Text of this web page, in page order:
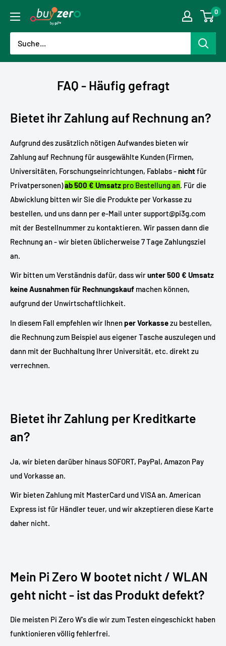
zum
Inhalt
buyzero.de 0
FAQ - Häufig gefragt
Bietet ihr Zahlung auf Rechnung an?
Aufgrund des zusätzlich nötigen Aufwandes bieten wir
Zahlung auf Rechnung für ausgewählte Kunden (Firmen,
Universitäten, Forschungseinrichtungen, Fablabs -nichtfür
Privatpersonen)ab 500 € Umsatz pro Bestellung an . Für die
Abwicklung bitten wir Sie die Produkte per Vorkasse zu
bestellen, und uns dann per e-Mail unter support@pi3g.com
mit der Bestellnummer zu kontaktieren. Wir passen dann die
Rechnung an - wir bieten üblicherweise 7 Tage Zahlungsziel
an.
Wir bitten um Verständnis dafür, dass wirunter 500 € Umsatz
keine Ausnahmen für Rechnungskauf machen können,
aufgrund der Unwirtschaftlichkeit.
In diesem Fall empfehlen wir Ihnenper Vorkassezu bestellen,
die Rechnung zum Beispiel aus eigener Tasche auszulegen und
dann mit der Buchhaltung Ihrer Universität, etc. direkt zu
verrechnen.
Bietet ihr Zahlung per Kreditkarte
an?
Ja, wir bieten darüber hinaus SOFORT, PayPal, Amazon Pay
und Vorkasse an.
Wir bieten Zahlung mit MasterCard und VISA an. American
Express ist für Händler teuer, und wir akzeptieren diese Karte
daher nicht.
Mein Pi Zero W bootet nicht / WLAN
geht nicht - ist das Produkt defekt?
Die meisten Pi Zero W's die wir zum Testen eingeschickt haben
funktionieren völlig fehlerfrei.